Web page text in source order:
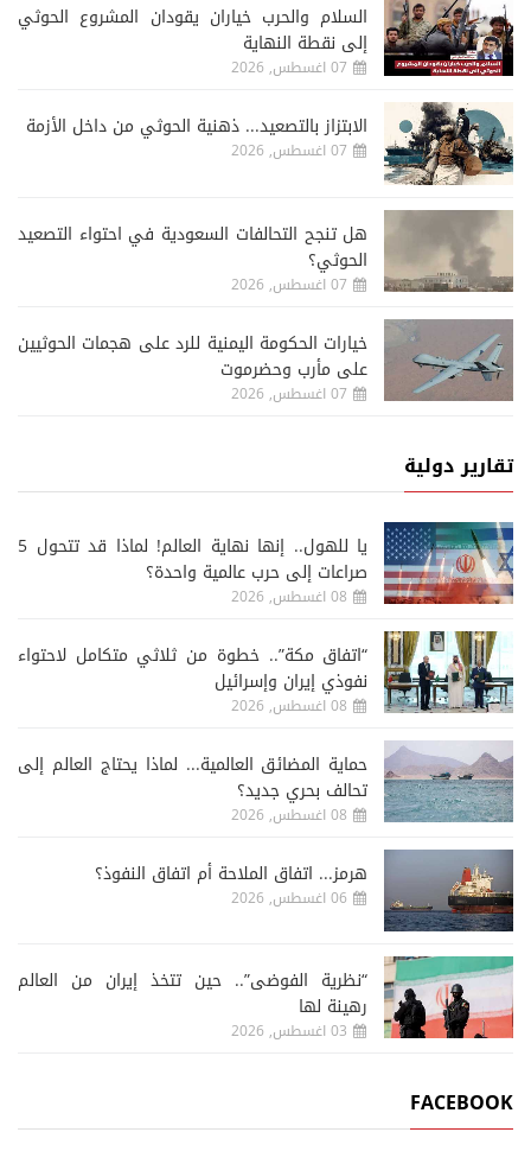
السلام والحرب خياران يقودان المشروع الحوثي
إلى نقطة النهاية
07 اغسطس, 2026
الابتزاز بالتصعيد... ذهنية الحوثي من داخل الأزمة
07 اغسطس, 2026
هل تنجح التحالفات السعودية في احتواء التصعيد
الحوثي؟
07 اغسطس, 2026
خيارات الحكومة اليمنية للرد على هجمات الحوثيين
على مأرب وحضرموت
07 اغسطس, 2026
تقارير دولية
يا للهول.. إنها نهاية العالم! لماذا قد تتحول 5
صراعات إلى حرب عالمية واحدة؟
08 اغسطس, 2026
“اتفاق مكة”.. خطوة من ثلاثي متكامل لاحتواء
نفوذي إيران وإسرائيل
08 اغسطس, 2026
حماية المضائق العالمية... لماذا يحتاج العالم إلى
تحالف بحري جديد؟
08 اغسطس, 2026
هرمز... اتفاق الملاحة أم اتفاق النفوذ؟
06 اغسطس, 2026
“نظرية الفوضى”.. حين تتخذ إيران من العالم
رهينة لها
03 اغسطس, 2026
FACEBOOK